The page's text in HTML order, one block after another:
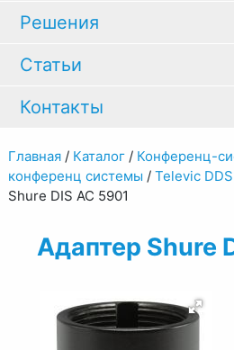
Решения
Статьи
Контакты
Главная/ Каталог/ Конференц-
конференц системы / Televic
Shure DIS AC 5901
Адаптер Shure